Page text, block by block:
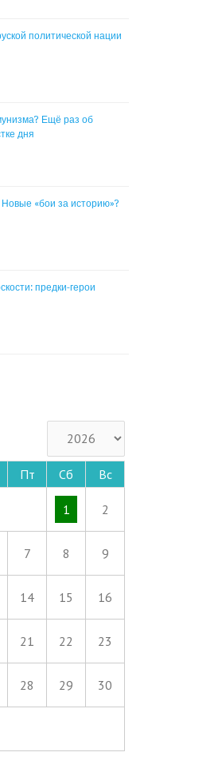
политической нации
Ещё раз об
дня
«бои за историю»?
предки-герои
Пт Сб Вс
1 2
7 8 9
14 15 16
21 22 23
28 29 30